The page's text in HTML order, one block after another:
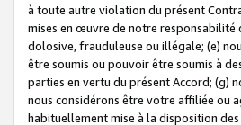
à toute autre violation du présent
mises en œuvre de notre responsabilité
dolosive, frauduleuse ou illégale; (e)
être soumis ou pouvoir être soumis à
parties en vertu du présent Accord; (g)
nous considérons être votre affiliée ou
habituellement mise à la disposition